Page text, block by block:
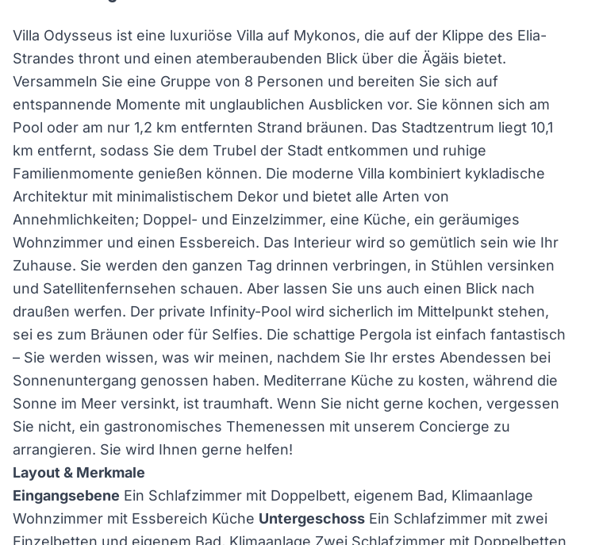
Villa Odysseus ist eine luxuriöse Villa auf Mykonos, die auf der Klippe des Elia-
Strandes thront und einen atemberaubenden Blick über die Ägäis bietet.
Versammeln Sie eine Gruppe von 8 Personen und bereiten Sie sich auf
entspannende Momente mit unglaublichen Ausblicken vor. Sie können sich am
Pool oder am nur 1,2 km entfernten Strand bräunen. Das Stadtzentrum liegt 10,1
km entfernt, sodass Sie dem Trubel der Stadt entkommen und ruhige
Familienmomente genießen können. Die moderne Villa kombiniert kykladische
Architektur mit minimalistischem Dekor und bietet alle Arten von
Annehmlichkeiten; Doppel- und Einzelzimmer, eine Küche, ein geräumiges
Wohnzimmer und einen Essbereich. Das Interieur wird so gemütlich sein wie Ihr
Zuhause. Sie werden den ganzen Tag drinnen verbringen, in Stühlen versinken
und Satellitenfernsehen schauen. Aber lassen Sie uns auch einen Blick nach
draußen werfen. Der private Infinity-Pool wird sicherlich im Mittelpunkt stehen,
sei es zum Bräunen oder für Selfies. Die schattige Pergola ist einfach fantastisch
– Sie werden wissen, was wir meinen, nachdem Sie Ihr erstes Abendessen bei
Sonnenuntergang genossen haben. Mediterrane Küche zu kosten, während die
Sonne im Meer versinkt, ist traumhaft. Wenn Sie nicht gerne kochen, vergessen
Sie nicht, ein gastronomisches Themenessen mit unserem Concierge zu
arrangieren. Sie wird Ihnen gerne helfen!
Layout & Merkmale
Eingangsebene Ein Schlafzimmer mit Doppelbett, eigenem Bad, Klimaanlage
Wohnzimmer mit Essbereich Küche Untergeschoss Ein Schlafzimmer mit zwei
Einzelbetten und eigenem Bad, Klimaanlage Zwei Schlafzimmer mit Doppelbetten